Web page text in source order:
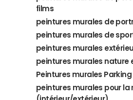
films
peintures murales de
peintures murales de
peintures murales
peintures murales nature
Peintures murales Parking
peintures murales pour la